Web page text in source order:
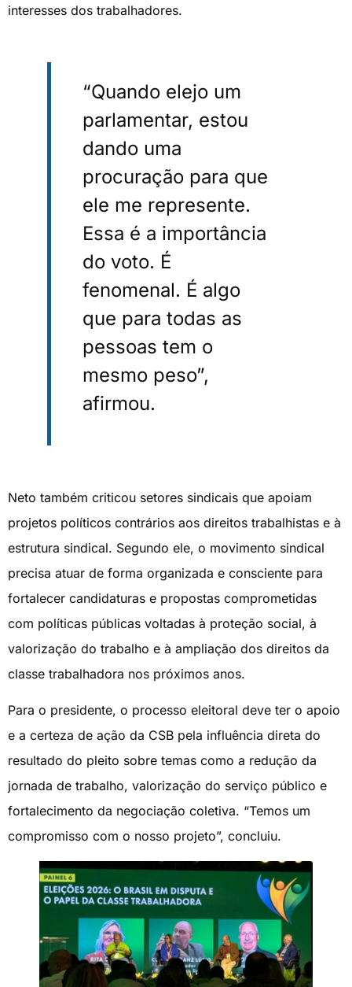
interesses dos trabalhadores.
“Quando elejo um
parlamentar, estou
dando uma
procuração para que
ele me represente.
Essa é a importância
do voto. É
fenomenal. É algo
que para todas as
pessoas tem o
mesmo peso”,
afirmou.
Neto também criticou setores sindicais que apoiam
projetos políticos contrários aos direitos trabalhistas e à
estrutura sindical. Segundo ele, o movimento sindical
precisa atuar de forma organizada e consciente para
fortalecer candidaturas e propostas comprometidas
com políticas públicas voltadas à proteção social, à
valorização do trabalho e à ampliação dos direitos da
classe trabalhadora nos próximos anos.
Para o presidente, o processo eleitoral deve ter o apoio
e a certeza de ação da CSB pela influência direta do
resultado do pleito sobre temas como a redução da
jornada de trabalho, valorização do serviço público e
fortalecimento da negociação coletiva. “Temos um
compromisso com o nosso projeto”, concluiu.